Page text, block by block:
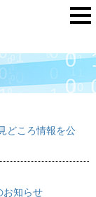
どころ情報を公
お知らせ